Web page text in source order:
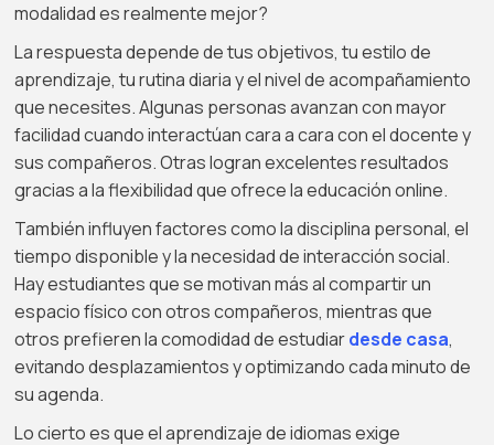
modalidad es realmente mejor?
La respuesta depende de tus objetivos, tu estilo de
aprendizaje, tu rutina diaria y el nivel de acompañamiento
que necesites. Algunas personas avanzan con mayor
facilidad cuando interactúan cara a cara con el docente y
sus compañeros. Otras logran excelentes resultados
gracias a la flexibilidad que ofrece la educación online.
También influyen factores como la disciplina personal, el
tiempo disponible y la necesidad de interacción social.
Hay estudiantes que se motivan más al compartir un
espacio físico con otros compañeros, mientras que
otros prefieren la comodidad de estudiardesde casa,
evitando desplazamientos y optimizando cada minuto de
su agenda.
Lo cierto es que el aprendizaje de idiomas exige